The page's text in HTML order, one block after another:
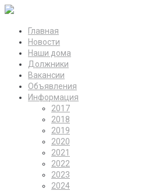
Главная
Новости
Наши дома
Должники
Вакансии
Объявления
Информация
2017
2018
2019
2020
2021
2022
2023
2024